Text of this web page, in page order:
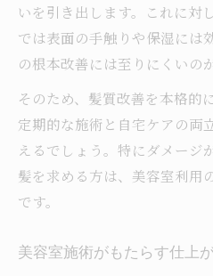
いを引き出します。これに対
では表面の手触りや保湿には
の根本改善には至りにくいの
そのため、髪質改善を本格的
定期的な施術と自宅ケアの両
えるでしょう。特にダメージ
髪を求める方は、美容室利用
です。
美容室施術がもたらす仕上